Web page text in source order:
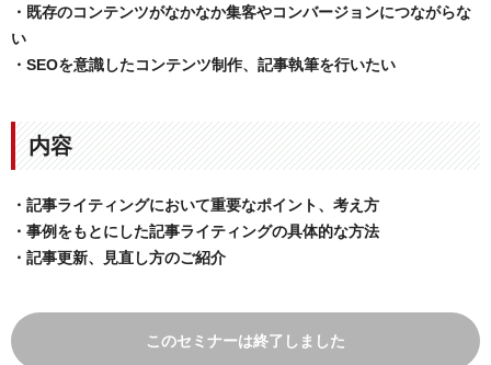
・既存のコンテンツがなかなか集客やコンバージョンにつながらな
い
・SEOを意識したコンテンツ制作、記事執筆を行いたい
内容
・記事ライティングにおいて重要なポイント、考え方
・事例をもとにした記事ライティングの具体的な方法
・記事更新、見直し方のご紹介
このセミナーは終了しました